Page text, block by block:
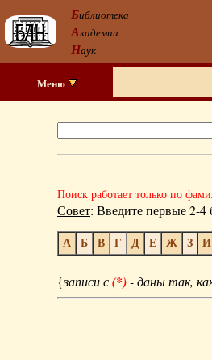
Библиотека
Академии
Наук
Меню
Поиск работает только по
Совет: Введите первые 2-
А Б В Г Д Е Ж З И
{записи с(*)- даны так,